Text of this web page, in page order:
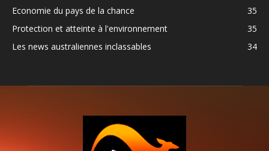
Economie du pays de la chance
35
Protection et atteinte à l'environnement
35
Les news australiennes inclassables
34